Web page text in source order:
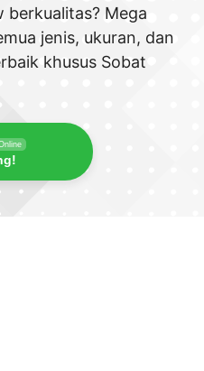
berkualitas? Mega
jenis, ukuran, dan
khusus Sobat